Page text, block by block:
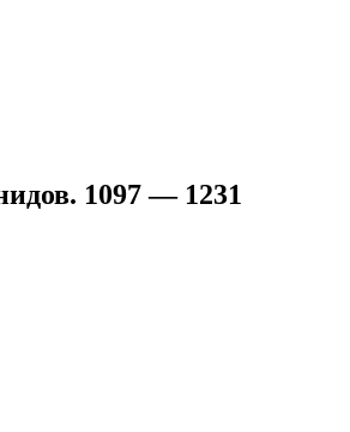
1097 — 1231